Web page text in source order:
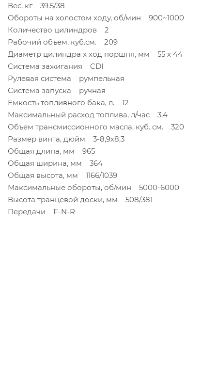
Вес, кг 39.5/38
Обороты на холостом ходу, об/мин 900~1000
Количество цилиндров 2
Рабочий объем, куб.см. 209
Диаметр цилиндра x ход поршня, мм 55 x 44
Система зажигания CDI
Рулевая система румпельная
Система запуска ручная
Емкость топливного бака, л. 12
Максимальный расход топлива, л/час 3,4
Объем трансмиссионного масла, куб. см. 320
Размер винта, дюйм 3-8,9х8,3
Общая длина, мм 965
Общая ширина, мм 364
Общая высота, мм 1166/1039
Максимальные обороты, об/мин 5000-6000
Высота транцевой доски, мм 508/381
Передачи F-N-R